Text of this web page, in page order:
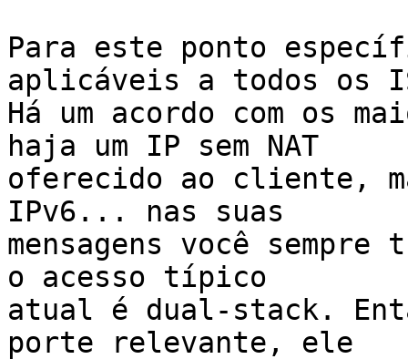
Para este ponto
aplicáveis a todos os
Há um acordo com os
haja um IP sem NAT
oferecido ao cliente,
IPv6... nas suas
mensagens você
o acesso típico
atual é dual-stack.
porte relevante, ele